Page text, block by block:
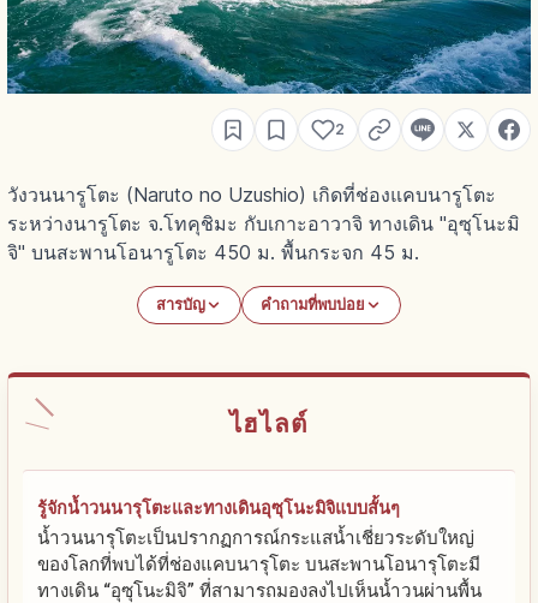
2
วังวนนารูโตะ (Naruto no Uzushio) เกิดที่ช่องแคบนารูโตะ
ระหว่างนารูโตะ จ.โทคุชิมะ กับเกาะอาวาจิ ทางเดิน "อุซุโนะมิ
จิ" บนสะพานโอนารูโตะ 450 ม. พื้นกระจก 45 ม.
สารบัญ คำถามที่พบบ่อย
ไฮไลต์
รู้จักน้ำวนนารุโตะและทางเดินอุซุโนะมิจิแบบสั้นๆ
น้ำวนนารุโตะเป็นปรากฏการณ์กระแสน้ำเชี่ยวระดับใหญ่
ของโลกที่พบได้ที่ช่องแคบนารุโตะ บนสะพานโอนารุโตะมี
ทางเดิน “อุซุโนะมิจิ” ที่สามารถมองลงไปเห็นน้ำวนผ่านพื้น